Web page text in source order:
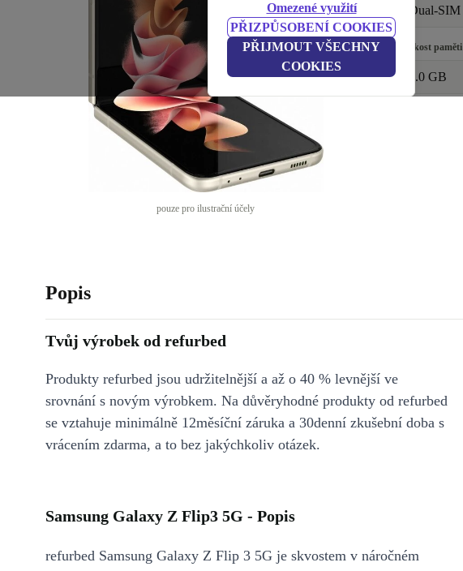
Omezené využití
PŘIZPŮSOBENÍ COOKIES
PŘIJMOUT VŠECHNY
COOKIES
pouze pro ilustrační účely
Dual-SIM
Velikost paměti
8.0 GB
Popis
Tvůj výrobek od refurbed
Produkty refurbed jsou udržitelnější a až o 40 % levnější ve
srovnání s novým výrobkem. Na důvěryhodné produkty od refurbed
se vztahuje minimálně 12měsíční záruka a 30denní zkušební doba s
vrácením zdarma, a to bez jakýchkoliv otázek.
Samsung Galaxy Z Flip3 5G - Popis
refurbed Samsung Galaxy Z Flip 3 5G je skvostem v náročném